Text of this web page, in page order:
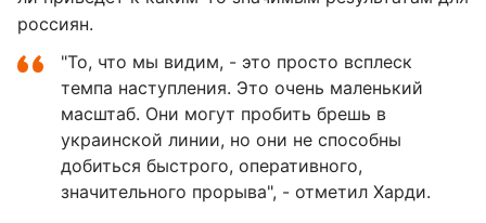
россиян.
"То, что мы видим, - это просто всплеск
темпа наступления. Это очень маленький
масштаб. Они могут пробить брешь в
украинской линии, но они не способны
добиться быстрого, оперативного,
значительного прорыва", - отметил Харди.